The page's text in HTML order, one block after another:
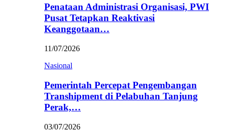
Penataan Administrasi Organisasi, PWI
Pusat Tetapkan Reaktivasi
Keanggotaan…
11/07/2026
Nasional
Pemerintah Percepat Pengembangan
Transhipment di Pelabuhan Tanjung
Perak,…
03/07/2026